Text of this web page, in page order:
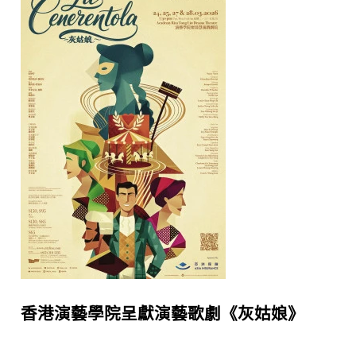
香港演藝學院呈獻演藝歌劇《灰姑娘》